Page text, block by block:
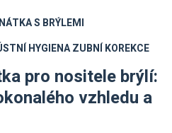
S BRÝLEMI
HYGIENAZUBNÍ KOREKCE
pro nositele brýlí:
vzhledu a